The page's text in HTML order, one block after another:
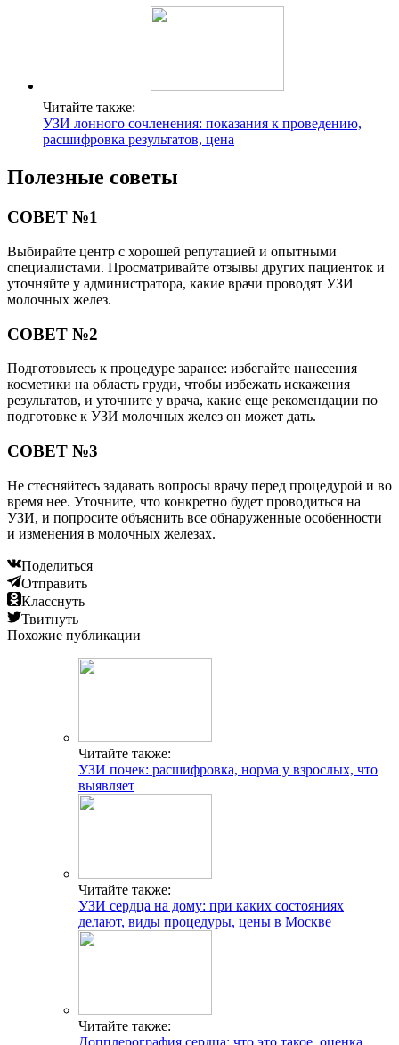
Читайте также:
УЗИ лонного сочленения: показания к проведению,
расшифровка результатов, цена
Полезные советы
СОВЕТ №1
Выбирайте центр с хорошей репутацией и опытными
специалистами. Просматривайте отзывы других пациенток и
уточняйте у администратора, какие врачи проводят УЗИ
молочных желез.
СОВЕТ №2
Подготовьтесь к процедуре заранее: избегайте нанесения
косметики на область груди, чтобы избежать искажения
результатов, и уточните у врача, какие еще рекомендации по
подготовке к УЗИ молочных желез он может дать.
СОВЕТ №3
Не стесняйтесь задавать вопросы врачу перед процедурой и во
время нее. Уточните, что конкретно будет проводиться на
УЗИ, и попросите объяснить все обнаруженные особенности
и изменения в молочных железах.
Поделиться
Отправить
Класснуть
Твитнуть
Похожие публикации
Читайте также:
УЗИ почек: расшифровка, норма у взрослых, что
выявляет
Читайте также:
УЗИ сердца на дому: при каких состояниях
делают, виды процедуры, цены в Москве
Читайте также:
Допплерография сердца: что это такое, оценка